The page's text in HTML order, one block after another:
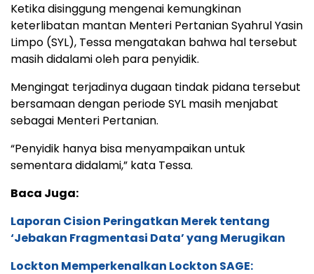
Ketika disinggung mengenai kemungkinan
keterlibatan mantan Menteri Pertanian Syahrul Yasin
Limpo (SYL), Tessa mengatakan bahwa hal tersebut
masih didalami oleh para penyidik.
Mengingat terjadinya dugaan tindak pidana tersebut
bersamaan dengan periode SYL masih menjabat
sebagai Menteri Pertanian.
“Penyidik hanya bisa menyampaikan untuk
sementara didalami,” kata Tessa.
Baca Juga:
Laporan Cision Peringatkan Merek tentang
‘Jebakan Fragmentasi Data’ yang Merugikan
Lockton Memperkenalkan Lockton SAGE: